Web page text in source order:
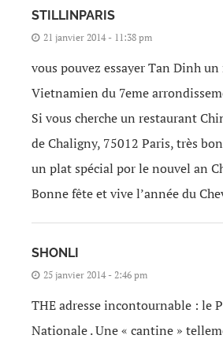
STILLINPARIS
21 janvier 2014 - 11:38 pm
vous pouvez essayer Tan Dinh
Vietnamien du 7eme
Si vous cherche un restaurant
de Chaligny, 75012 Paris, très
un plat spécial por le nouvel an
Bonne fête et vive l’année du
SHONLI
25 janvier 2014 - 2:46 pm
THE adresse incontournable : le
Nationale . Une « cantine »